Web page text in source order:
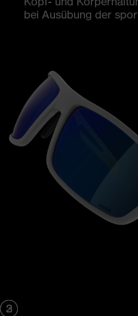
bei Ausübung der
1
2
3
3